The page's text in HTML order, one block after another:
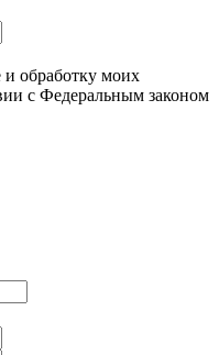
обработку моих
с Федеральным законом